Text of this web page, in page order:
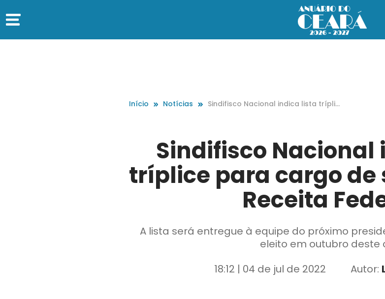
Início Notícias
Sindifisco Nacional indica lista tríplic
Sindifisco
tríplice para cargo de
Receita
A lista será entregue à equipe do próximo
eleito em outubro deste
18:12 | 04 de jul de 2022
Autor: